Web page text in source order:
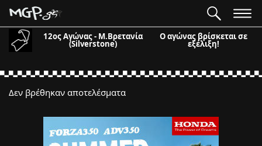
12ος Αγώνας - Μ.Βρετανία
(Silverstone)
Ο αγώνας βρίσκεται σε
εξέλιξη!
Δεν βρέθηκαν αποτελέσματα